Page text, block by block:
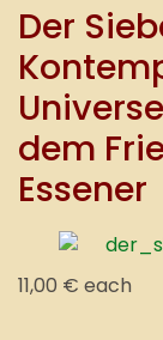
Der
dem
Essener
11,00 € each